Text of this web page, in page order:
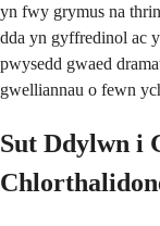
yn fwy grymus na
dda yn gyffredinol ac
pwysedd gwaed
gwelliannau o fewn
Sut Ddylwn i